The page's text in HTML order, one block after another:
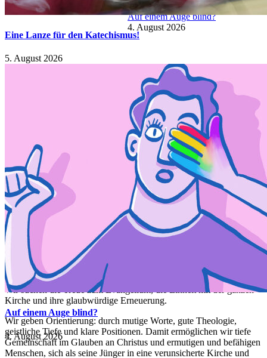
Eine Lanze für den Katechismus!
5. August 2026
Auf einem Auge blind?
4. August 2026
Auf einem Auge blind?
4. August 2026
•Datenschutz • Spenden
Der Neue Anfang ist eine freie Initiative von Katholiken, die ihre
Kirche lieben.
Wir suchen die Treue zum Evangelium, die Einheit mit der ganzen
Kirche und ihre glaubwürdige Erneuerung.
Wir geben Orientierung: durch mutige Worte, gute Theologie,
geistliche Tiefe und klare Positionen. Damit ermöglichen wir tiefe
Gemeinschaft im Glauben an Christus und ermutigen und befähigen
Menschen, sich als seine Jünger in eine verunsicherte Kirche und